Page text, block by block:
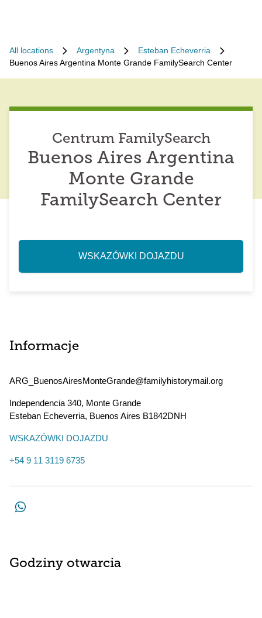
All locations Argentyna
Esteban Echeverria
Buenos Aires Argentina Monte Grande FamilySearch Center
Centrum FamilySearch
Buenos Aires Argentina
Monte Grande
FamilySearch Center
WSKAZÓWKI DOJAZDU
Informacje
ARG_BuenosAiresMonteGrande@familyhistorymail.org
Independencia 340, Monte Grande
Esteban Echeverria, Buenos Aires B1842DNH
WSKAZÓWKI DOJAZDU
+54 9 11 3119 6735
Godziny otwarcia